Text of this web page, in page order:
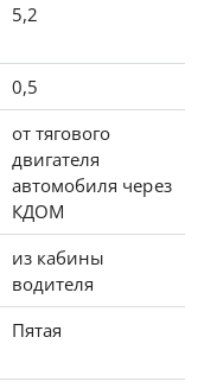
5,2
0,5
от тягового
двигателя
автомобиля через
КДОМ
из кабины
водителя
Пятая